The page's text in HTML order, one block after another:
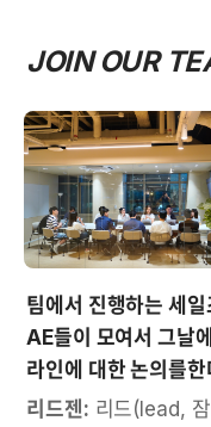
JOIN OUR
팀에서 진행하는 세
AE들이 모여서 그날
라인에 대한 논의를한
리드젠: 리드(lead,